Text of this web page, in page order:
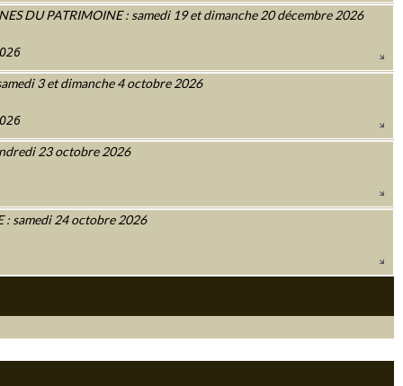
DU PATRIMOINE : samedi 19 et dimanche 20 décembre 2026
3 et dimanche 4 octobre 2026
23 octobre 2026
: samedi 24 octobre 2026